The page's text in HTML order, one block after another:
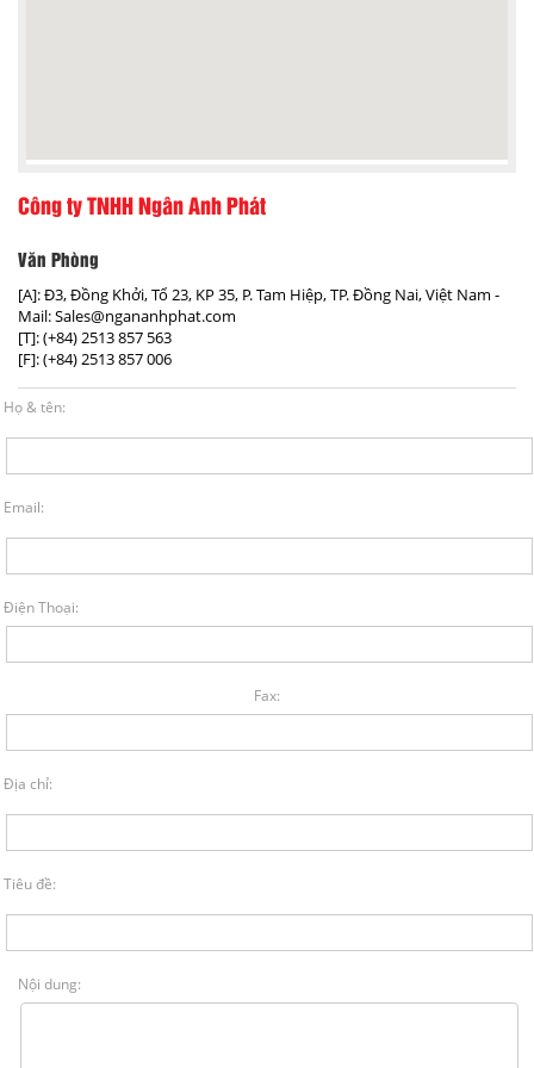
Công ty TNHH Ngân Anh Phát
Văn Phòng
[A]: Đ3, Đồng Khởi, Tổ 23, KP 35, P. Tam Hiệp, TP. Đồng Nai, Việt Nam -
Mail: Sales@ngananhphat.com
[T]:(+84) 2513 857 563
[F]:(+84) 2513 857 006
Họ & tên:
Email:
Điện Thoại:
Fax:
Địa chỉ:
Tiêu đề:
Nội dung: